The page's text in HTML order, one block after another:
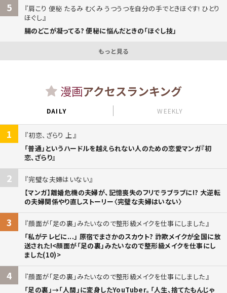
5
肩こり 便秘 たるみ むくみ うつうつを自分の手でときほぐす! ひとり
ほぐし
腸のどこが凝ってる? 便秘に悩んだときの「ほぐし技」
もっと見る
漫画アクセスランキング
DAILY WEEKLY
1
初恋、ざらり 上
「普通」というハードルを越えられない人のための恋愛マンガ『初
恋、ざらり』
2
完璧な夫婦はいない
【マンガ】離婚危機の夫婦が、記憶喪失のフリでラブラブに!? 大逆転
の夫婦関係やり直しストーリー〈完璧な夫婦はいない〉
3
顔面が「足の裏」みたいなので整形級メイクを仕事にしました
「私がテレビに...」 原宿でまさかのスカウト? 詐欺メイクが全国に放
送された!<顔面が「足の裏」みたいなので整形級メイクを仕事にし
ました(10)>
4
顔面が「足の裏」みたいなので整形級メイクを仕事にしました
「足の裏」→「人間」に変身したYouTuber。「人生、捨てたもんじゃ